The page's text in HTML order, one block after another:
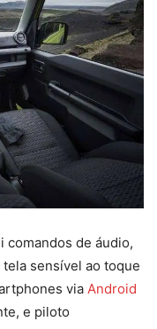
comandos de áudio,
sensível ao toque
via Android
e piloto